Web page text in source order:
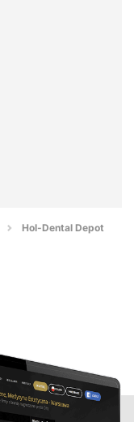
Hol-Dental Depot